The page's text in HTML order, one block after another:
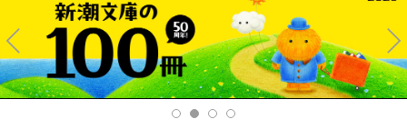
Pre
v
Ne
xt